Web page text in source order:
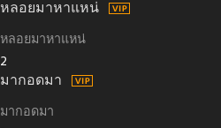
หลอยมาหาแหน่
หลอยมาหาแหน่
2
มากอดมา
มากอดมา